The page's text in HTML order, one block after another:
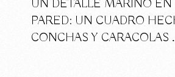
UN DETALLE MARINO
PARED: UN CUADRO
CONCHAS Y